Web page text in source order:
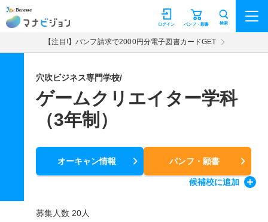
マナビジョン パンフ・願書
ログイン 検索
【注目!】パンフ請求で2000円分電子図書カードGET
穴吹ビジネス専門学校/
ゲームクリエイター学科
（3年制）
オーキャン情報 パンフ・願書
候補校に追加
募集人数 20人